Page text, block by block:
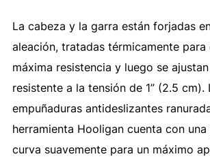
La cabeza y la garra están forjadas
aleación, tratadas térmicamente para
máxima resistencia y luego se
resistente a la tensión de 1” (2.5 cm).
empuñaduras antideslizantes
herramienta Hooligan cuenta con
curva suavemente para un máximo